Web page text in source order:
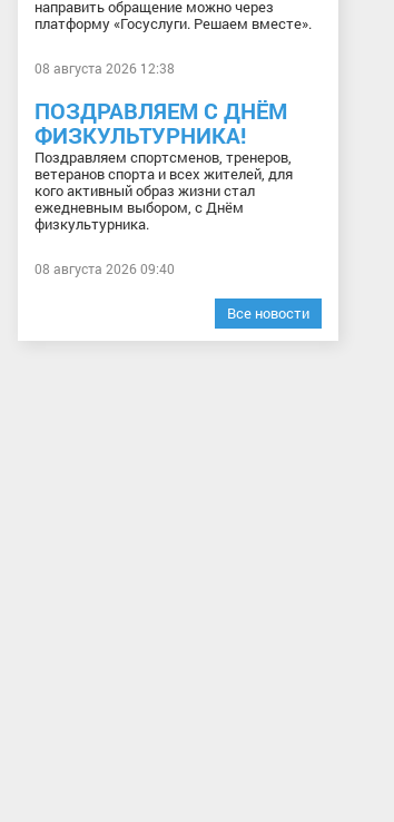
направить обращение можно через
платформу «Госуслуги. Решаем вместе».
08 августа 2026 12:38
ПОЗДРАВЛЯЕМ С ДНЁМ
ФИЗКУЛЬТУРНИКА!
Поздравляем спортсменов, тренеров,
ветеранов спорта и всех жителей, для
кого активный образ жизни стал
ежедневным выбором, с Днём
физкультурника.
08 августа 2026 09:40
Все новости